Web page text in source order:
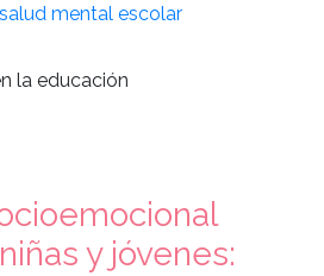
y jóvenes: